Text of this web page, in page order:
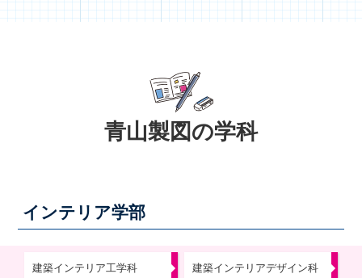
青山製図の学科
インテリア学部
建築インテリア工学科 建築インテリアデザイン科